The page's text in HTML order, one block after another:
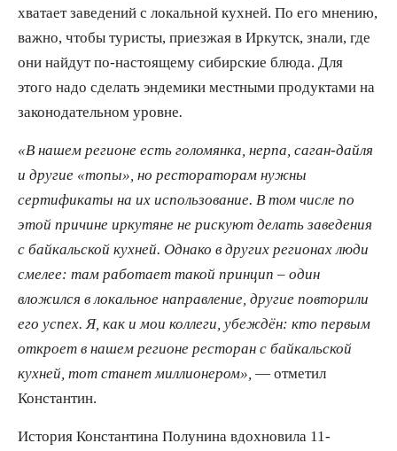
хватает заведений с локальной кухней. По его мнению,
важно, чтобы туристы, приезжая в Иркутск, знали, где
они найдут по-настоящему сибирские блюда. Для
этого надо сделать эндемики местными продуктами на
законодательном уровне.
«В нашем регионе есть голомянка, нерпа, саган-дайля
и другие «топы», но рестораторам нужны
сертификаты на их использование. В том числе по
этой причине иркутяне не рискуют делать заведения
с байкальской кухней. Однако в других регионах люди
смелее: там работает такой принцип – один
вложился в локальное направление, другие повторили
его успех. Я, как и мои коллеги, убеждён: кто первым
откроет в нашем регионе ресторан с байкальской
кухней, тот станет миллионером», — отметил
Константин.
История Константина Полунина вдохновила 11-